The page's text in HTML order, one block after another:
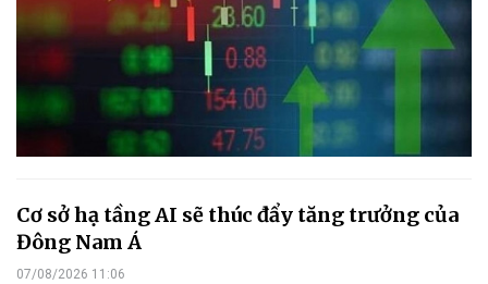
Cơ sở hạ tầng AI sẽ thúc đẩy tăng trưởng của
Đông Nam Á
07/08/2026 11:06